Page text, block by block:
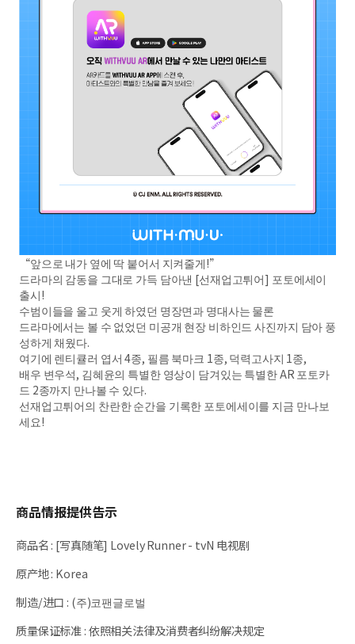
“앞으로 내가 옆에 딱 붙어서 지켜줄게!”
드라마의 감동을 그대로 가득 담아낸 [선재업고튀어] 포토에세이
출시!
수범이들을 울고 웃게 하였던 명장면과 명대사는 물론
드라마에서는 볼 수 없었던 미공개 현장 비하인드 사진까지 담아 풍
성하게 채웠다.
여기에 렌티큘러 엽서 4종, 필름 북마크 1종, 덕력고사지 1종,
배우 변우석, 김혜윤의 특별한 영상이 담겨있는 특별한 AR 포토카
드 2종까지 만나볼 수 있다.
선재업고튀어의 찬란한 순간을 기록한 포토에세이를 지금 만나보
세요!
商品情报提供告示
商品名: [写真随笔] Lovely Runner - tvN 电视剧
原产地: Korea
制造/进口 : (주)코팬글로벌
质量保证标准 :依照相关法律及消费者纠纷解决规定